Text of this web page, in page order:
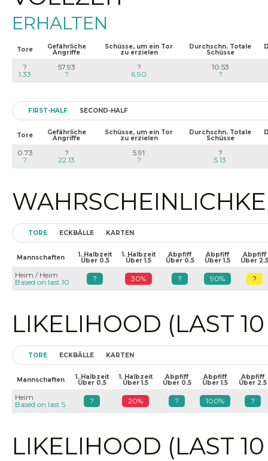
ERHALTEN
Tore Gefährliche
Angriffe
Schüsse, um ein Tor
zu erzielen
Durchschn. Totale
Schüsse
?
1.33
57.93
?
?
6.90
10.53
?
FIRST-HALF SECOND-HALF
Tore Gefährliche
Angriffe
Schüsse, um ein Tor
zu erzielen
Durchschn. Totale
Schüsse
0.73
?
?
22.13
5.91
?
?
5.13
TORE ECKBÄLLE KARTEN
Mannschaften 1. Halbzeit
Über 0.5
1. Halbzeit
Über 1.5
Abpfiff
Über 0.5
Abpfiff
Über 1.5
Abpfiff
Über 2.5
Heim / Heim
Based on last 10
? 30% ? 90% ?
LIKELIHOOD (LAST
TORE ECKBÄLLE KARTEN
Mannschaften 1. Halbzeit
Über 0.5
1. Halbzeit
Über 1.5
Abpfiff
Über 0.5
Abpfiff
Über 1.5
Abpfiff
Über 2.5
Heim
Based on last 5
? 20% ? 100% ?
LIKELIHOOD (LAST